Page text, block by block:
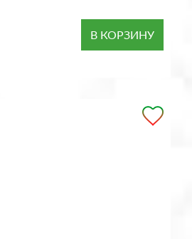
В КОРЗИНУ